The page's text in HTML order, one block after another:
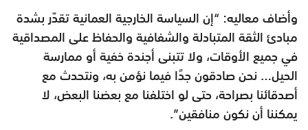
وأضاف معاليه: “إن السياسة الخارجية العمانية تقدّر بشدة
مبادئ الثقة المتبادلة والشفافية والحفاظ على المصداقية
في جميع الأوقات، ولا تتبنى أجندة خفية أو ممارسة
الحيل… نحن صادقون جدًا فيما نؤمن به، ونتحدث مع
أصدقائنا بصراحة، حتى لو اختلفنا مع بعضنا البعض، لا
يمكننا أن نكون منافقين”.